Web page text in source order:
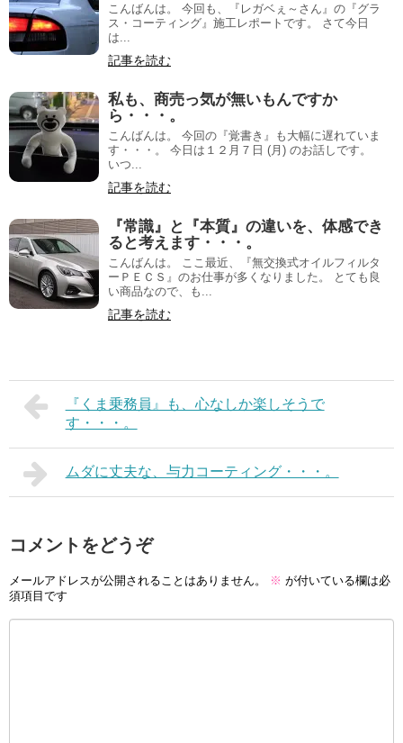
こんばんは。 今回も、『レガベぇ～さん』の『グラ
ス・コーティング』施工レポートです。 さて今日
は...
記事を読む
私も、商売っ気が無いもんですか
ら・・・。
こんばんは。 今回の『覚書き』も大幅に遅れていま
す・・・。 今日は１２月７日 (月) のお話しです。
いつ...
記事を読む
『常識』と『本質』の違いを、体感でき
ると考えます・・・。
こんばんは。 ここ最近、『無交換式オイルフィルタ
ーＰＥＣＳ』のお仕事が多くなりました。 とても良
い商品なので、も...
記事を読む
『くま乗務員』も、心なしか楽しそうで
す・・・。
ムダに丈夫な、与力コーティング・・・。
コメントをどうぞ
メールアドレスが公開されることはありません。 ※ が付いている欄は必
須項目です